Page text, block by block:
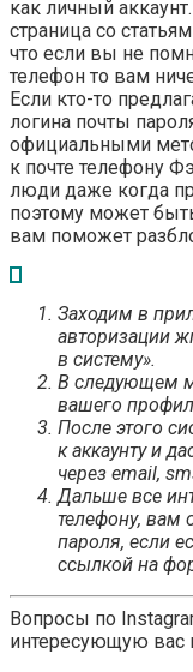
как личный
страница со
что если вы не
телефон то вам
Если кто-то
логина почты
официальными
к почте телефону
люди даже когда
поэтому может
вам поможет
Заходим в
авторизации
в систему».
В следующем
вашего
После этого
к аккаунту и
через email,
Дальше все
телефону, вам
пароля, если
ссылкой на
Вопросы по
интересующую вас